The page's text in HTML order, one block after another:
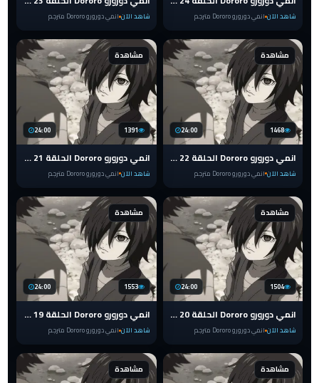
شاهد الآن انمي دورورو Dororo مترجم شاهد الآن انمي دورورو Dororo مترجم
مشاهدة
24:00 1468
انمي دورورو Dororo الحلقة 22 مترجم
شاهد الآن انمي دورورو Dororo مترجم
مشاهدة
24:00 1391
انمي دورورو Dororo الحلقة 21 مترجم
شاهد الآن انمي دورورو Dororo مترجم
مشاهدة
24:00 1504
انمي دورورو Dororo الحلقة 20 مترجم
شاهد الآن انمي دورورو Dororo مترجم
مشاهدة
24:00 1553
انمي دورورو Dororo الحلقة 19 مترجم
شاهد الآن انمي دورورو Dororo مترجم
مشاهدة مشاهدة